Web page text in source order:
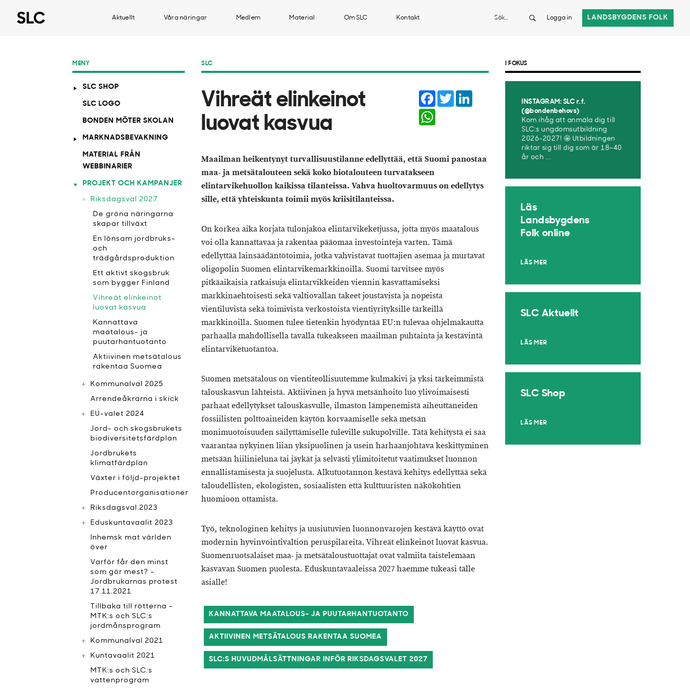
Aktuellt Våra näringar Medlem Material Om SLC Kontakt Sök Logga in LANDSBYGDENS FOLK
SLC
Vihreät elinkeinot
luovat kasvua
Facebook
Twitter
Maailman heikentynyt turvallisuustilanne edellyttää, että Suomi panostaa
maa- ja metsätalouteen sekä koko biotalouteen turvatakseen
elintarvikehuollon kaikissa tilanteissa. Vahva huoltovarmuus on edellytys
sille, että yhteiskunta toimii myös kriisitilanteissa.
On korkea aika korjata tulonjakoa elintarvikeketjussa, jotta myös maatalous
voi olla kannattavaa ja rakentaa pääomaa investointeja varten. Tämä
edellyttää lainsäädäntötoimia, jotka vahvistavat tuottajien asemaa ja murtavat
oligopolin Suomen elintarvikemarkkinoilla. Suomi tarvitsee myös
pitkäaikaisia ratkaisuja elintarvikkeiden viennin kasvattamiseksi
markkinaehtoisesti sekä valtiovallan takeet joustavista ja nopeista
vientiluvista sekä toimivista verkostoista vientiyrityksille tärkeillä
markkinoilla. Suomen tulee tietenkin hyödyntää EU:n tulevaa ohjelmakautta
parhaalla mahdollisella tavalla tukeakseen maailman puhtainta ja kestävintä
elintarviketuotantoa.
Suomen metsätalous on vientiteollisuutemme kulmakivi ja yksi tärkeimmistä
talouskasvun lähteistä. Aktiivinen ja hyvä metsänhoito luo ylivoimaisesti
parhaat edellytykset talouskasvulle, ilmaston lämpenemistä aiheuttaneiden
fossiilisten polttoaineiden käytön korvaamiselle sekä metsän
monimuotoisuuden säilyttämiselle tuleville sukupolville. Tätä kehitystä ei saa
vaarantaa nykyinen liian yksipuolinen ja usein harhaanjohtava keskittyminen
metsään hiilinieluna tai jäykät ja selvästi ylimitoitetut vaatimukset luonnon
ennallistamisesta ja suojelusta. Alkutuotannon kestävä kehitys edellyttää sekä
taloudellisten, ekologisten, sosiaalisten että kulttuuristen näkökohtien
huomioon ottamista.
Työ, teknologinen kehitys ja uusiutuvien luonnonvarojen kestävä käyttö ovat
modernin hyvinvointivaltion peruspilareita. Vihreät elinkeinot luovat kasvua.
Suomenruotsalaiset maa- ja metsätaloustuottajat ovat valmiita taistelemaan
kasvavan Suomen puolesta. Eduskuntavaaleissa 2027 haemme tukeasi tälle
asialle!
KANNATTAVA MAATALOUS- JA PUUTARHANTUOTANTO
AKTIIVINEN METSÄTALOUS RAKENTAA SUOMEA
SLC:S HUVUDMÅLSÄTTNINGAR INFÖR RIKSDAGSVALET 2027
MENY
SLC SHOP
SLC LOGO
BONDEN MÖTER SKOLAN
MARKNADSBEVAKNING
MATERIAL FRÅN
WEBBINARIER
PROJEKT OCH KAMPANJER
Riksdagsval 2027
De gröna näringarna
skapar tillväxt
En lönsam jordbruks-
och
trädgårdsproduktion
Ett aktivt skogsbruk
som bygger Finland
Vihreät elinkeinot
luovat kasvua
Kannattava
maatalous- ja
puutarhantuotanto
Aktiivinen metsätalous
rakentaa Suomea
Kommunalval 2025
Arrendeåkrarna i skick
EU-valet 2024
Jord- och skogsbrukets
biodiversitetsfärdplan
Jordbrukets
klimatfärdplan
Växter i följd-projektet
Producentorganisationer
Riksdagsval 2023
Eduskuntavaalit 2023
Inhemsk mat världen
över
Varför får den minst
som gör mest? -
Jordbrukarnas protest
17.11.2021
Tillbaka till rötterna -
MTK:s och SLC:s
jordmånsprogram
Kommunalval 2021
Kuntavaalit 2021
MTK:s och SLC:s
vattenprogram
I FOKUS
INSTAGRAM: SLC r.f.
(@bondenbehovs)
Kom ihåg att anmäla dig till
SLC:s ungdomsutbildning
2026-2027! 🤩 Utbildningen
riktar sig till dig som är 18–40
år och ...
Läs
Landsbygdens
Folk online
LÄS MER
SLC Aktuellt
LÄS MER
SLC Shop
LÄS MER